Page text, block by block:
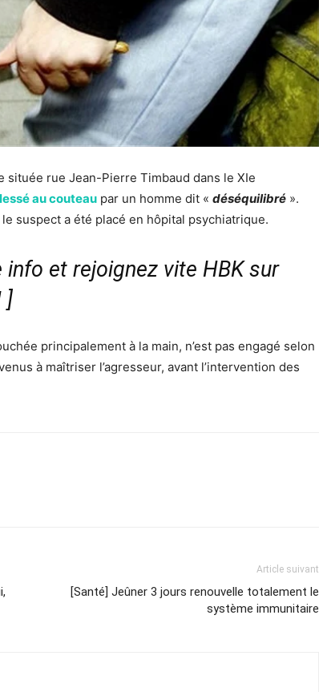
située rue Jean-Pierre Timbaud dans le XIe
au couteau par un homme dit « déséquilibré ».
suspect a été placé en hôpital psychiatrique.
et rejoignez vite HBK sur
]
principalement à la main, n’est pas engagé selon
à maîtriser l’agresseur, avant l’intervention des
Article suivant
[Santé] Jeûner 3 jours renouvelle totalement le
système immunitaire